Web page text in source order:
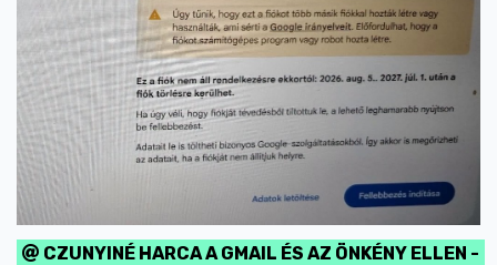
CZUNYINÉ HARCA A GMAIL ÉS AZ ÖNKÉNY ELLEN -